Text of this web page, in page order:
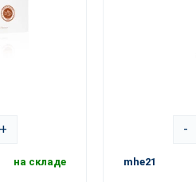
+
на складе
-
mhe21